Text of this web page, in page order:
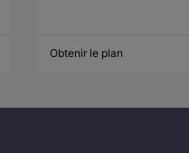
Obtenir le plan